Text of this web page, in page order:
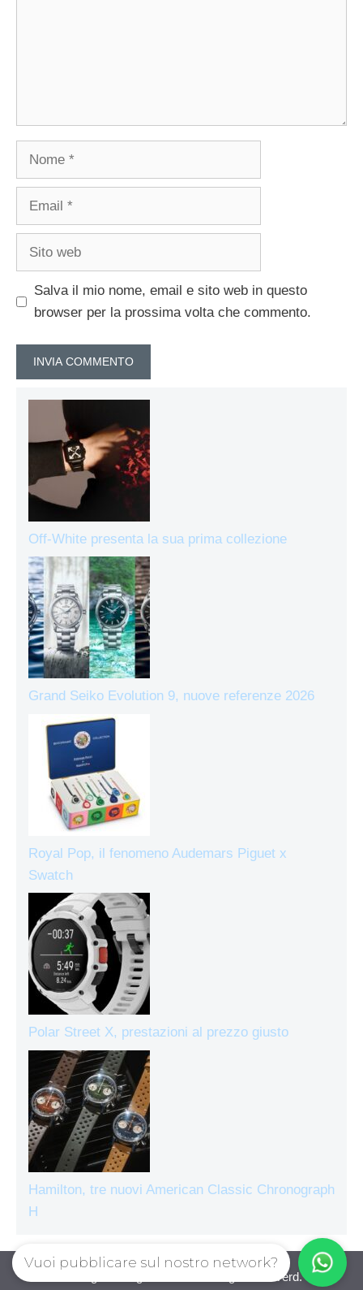
Nome
Email
Sito
Salva il mio nome, email e sito web in questo
browser per la prossima volta che commento.
Off-White presenta la sua prima collezione
Grand Seiko Evolution 9, nuove referenze 2026
Royal Pop, il fenomeno Audemars Piguet x
Swatch
Polar Street X, prestazioni al prezzo giusto
Hamilton, tre nuovi American Classic Chronograph
H
Orologiecronografi © 2026. All right reserverd.
Vuoi pubblicare sul nostro network?